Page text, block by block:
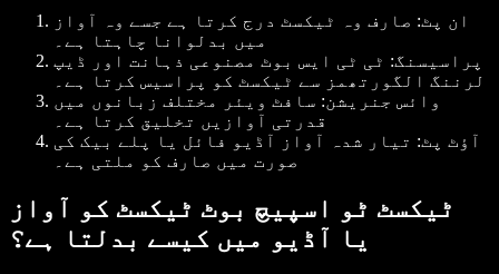
ان پٹ: صارف وہ ٹیکسٹ درج کرتا ہے جسے وہ آواز
میں بدلوانا چاہتا ہے۔
پراسیسنگ: ٹی ٹی ایس بوٹ مصنوعی ذہانت اور ڈیپ
لرننگ الگورتھمز سے ٹیکسٹ کو پراسیس کرتا ہے۔
وائس جنریشن: سافٹ ویئر مختلف زبانوں میں
قدرتی آوازیں تخلیق کرتا ہے۔
آؤٹ پٹ: تیار شدہ آواز آڈیو فائل یا پلے بیک کی
صورت میں صارف کو ملتی ہے۔
ٹیکسٹ ٹو اسپیچ بوٹ ٹیکسٹ کو آواز
یا آڈیو میں کیسے بدلتا ہے؟